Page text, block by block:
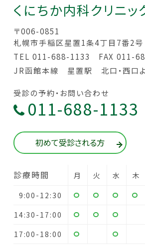
くにちか内科クリニッ
〒006-0851
札幌市手稲区星置1条4丁目7番2号
TEL 011-688-1133 FAX 011-
JR函館本線 星置駅 北口・西口
受診の予約・お問い合わせ
011-688-1133
初めて受診される方
診療時間 月 火 水 木
9:00-12:30
14:30-17:00
17:00-18:00